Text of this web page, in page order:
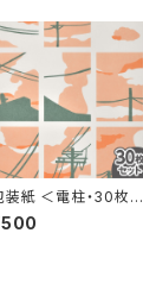
装紙 ＜電柱・30枚セ
ト＞